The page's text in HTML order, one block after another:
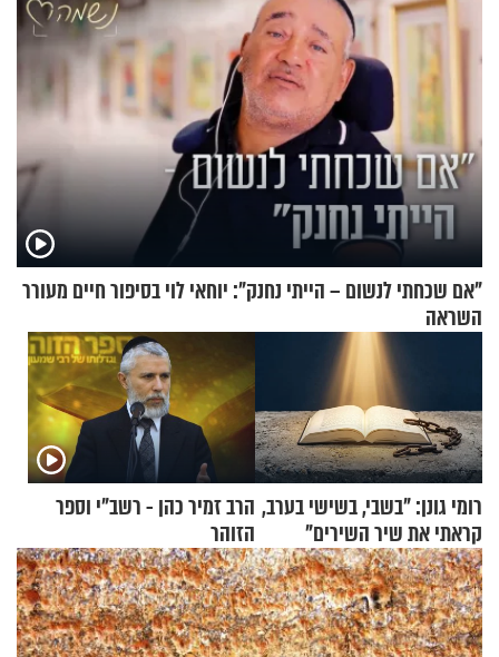
"אם שכחתי לנשום – הייתי נחנק": יוחאי לוי בסיפור חיים מעורר
השראה
רומי גונן: "בשבי, בשישי בערב,
קראתי את שיר השירים"
הרב זמיר כהן - רשב"י וספר
הזוהר